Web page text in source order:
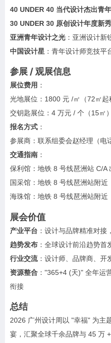
40 UNDER 40 当代设计杰出青年
30 UNDER 30 原创设计年度新秀
亚洲青年设计之光 ：亚洲设计新
中国设计星 ：青年设计师竞技平
参展 / 观展信息
展位费用 ：
光地展位：1800 元 /㎡（72㎡
交钥匙展位：4 万元 / 个（15㎡）
报名方式 ：
参展商：联系组委会赵经理（电
交通指南 ：
保利馆：地铁 8 号线琶洲站 C/A
国采馆：地铁 8 号线琶洲站附近
海珠馆：地铁 8 号线琶洲站附近
展会价值
产业平台 ：设计与品牌精准对接
趋势发布 ：全球设计前沿趋势首
行业交流：设计师、品牌商、开
资源整合 ："365+4 (天)" 全年运
衔接
总结
2026 广州设计周以 "幸福" 为主
宴，汇聚全球千余品牌与 45 万